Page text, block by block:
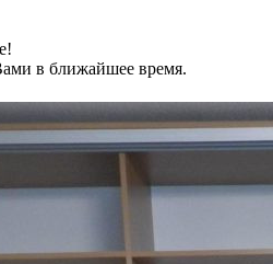
в ближайшее время.